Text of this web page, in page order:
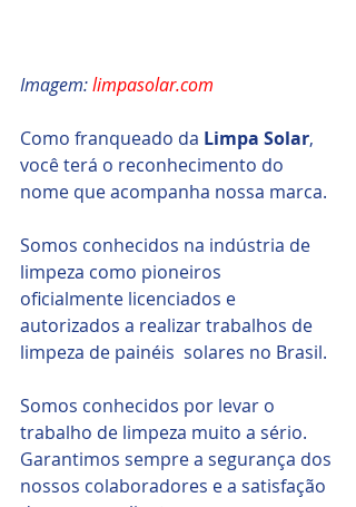
Imagem: limpasolar.com
Como franqueado da Limpa Solar,
você terá o reconhecimento do
nome que acompanha nossa marca.
Somos conhecidos na indústria de
limpeza como pioneiros
oficialmente licenciados e
autorizados a realizar trabalhos de
limpeza de painéis  solares no Brasil.
Somos conhecidos por levar o
trabalho de limpeza muito a sério.
Garantimos sempre a segurança dos
nossos colaboradores e a satisfação